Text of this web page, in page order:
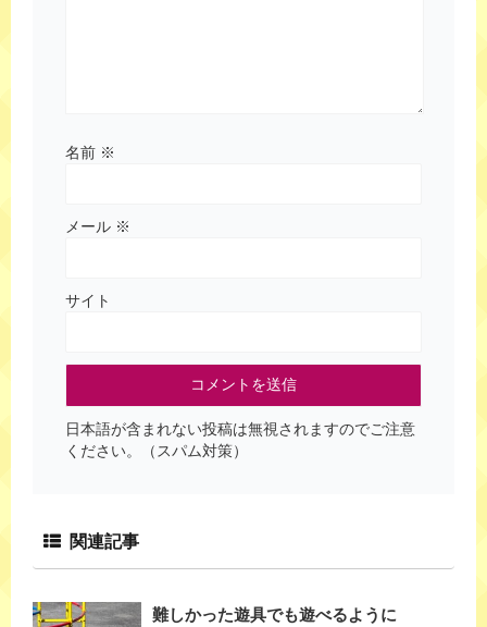
名前 ※
メール ※
サイト
日本語が含まれない投稿は無視されますのでご注意
ください。（スパム対策）
関連記事
難しかった遊具でも遊べるように